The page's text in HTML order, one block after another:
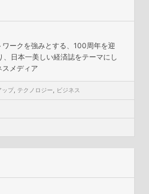
ークを強みとする、100周年を迎
日本一美しい経済誌をテーマにし
メディア
ップ テクノロジー ビジネス